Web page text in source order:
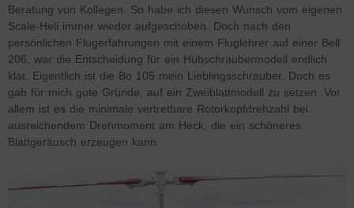
Beratung von Kollegen. So habe ich diesen Wunsch vom eigenen
Scale-Heli immer wieder aufgeschoben. Doch nach den
persönlichen Flugerfahrungen mit einem Fluglehrer auf einer Bell
206, war die Entscheidung für ein Hubschraubermodell endlich
klar. Eigentlich ist die Bo 105 mein Lieblingsschrauber. Doch es
gab für mich gute Gründe, auf ein Zweiblattmodell zu setzen. Vor
allem ist es die minimale vertretbare Rotorkopfdrehzahl bei
ausreichendem Drehmoment am Heck, die ein schöneres
Blattgeräusch erzeugen kann.